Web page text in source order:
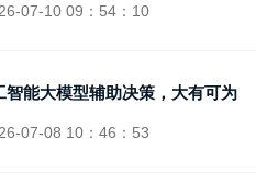
07-10 09：54：10
智能大模型辅助决策，大有可为
07-08 10：46：53